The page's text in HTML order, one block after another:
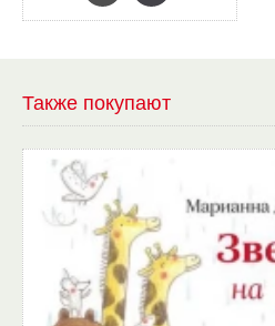
Также покупают